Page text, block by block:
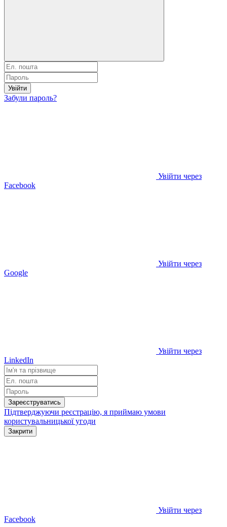
Увійти
Забули пароль?
Увійти через
Facebook
Увійти через
Google
Увійти через
LinkedIn
Зареєструватись
Підтверджуючи реєстрацію, я приймаю умови
користувальницької угоди
Закрити
Увійти через
Facebook